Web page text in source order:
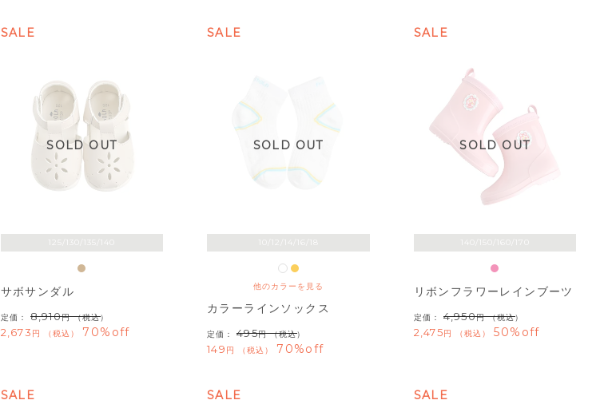
125/130/135/140
SOLD OUT
SALE
サボサンダル
定価： 8,910 （税込）
2,673 税込 70%off
10/12/14/16/18
他のカラーを見る
SOLD OUT
SALE
カラーラインソックス
定価： 495 （税込）
149 税込 70%off
140/150/160/170
SOLD OUT
SALE
リボンフラワーレインブーツ
定価： 4,950 （税込）
2,475 税込 50%off
SALE SALE SALE